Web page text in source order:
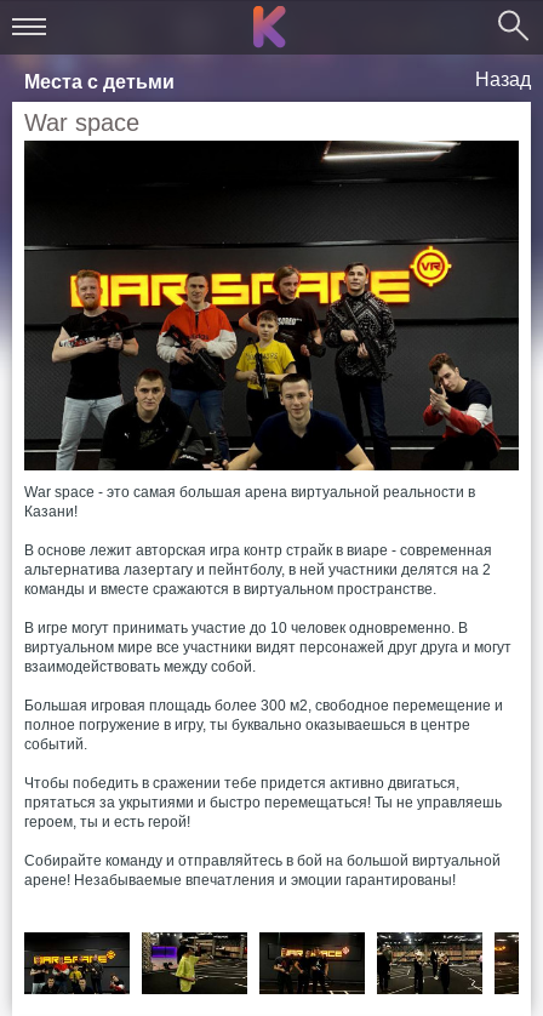
Места с детьми Назад
War space
War space - это самая большая арена виртуальной реальности в
Казани!
В основе лежит авторская игра контр страйк в виаре - современная
альтернатива лазертагу и пейнтболу, в ней участники делятся на 2
команды и вместе сражаются в виртуальном пространстве.
В игре могут принимать участие до 10 человек одновременно. В
виртуальном мире все участники видят персонажей друг друга и могут
взаимодействовать между собой.
Большая игровая площадь более 300 м2, свободное перемещение и
полное погружение в игру, ты буквально оказываешься в центре
событий.
Чтобы победить в сражении тебе придется активно двигаться,
прятаться за укрытиями и быстро перемещаться! Ты не управляешь
героем, ты и есть герой!
Собирайте команду и отправляйтесь в бой на большой виртуальной
арене! Незабываемые впечатления и эмоции гарантированы!